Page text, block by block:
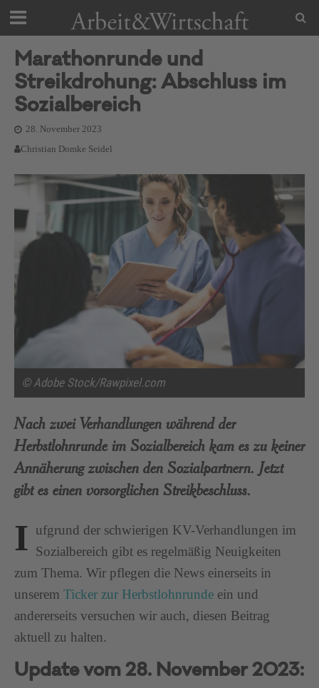
Marathonrunde und
Streikdrohung: Abschluss im
Sozialbereich
28. November 2023
Christian Domke Seidel
© Adobe Stock/Rawpixel.com
Nach zwei Verhandlungen während der
Herbstlohnrunde im Sozialbereich kam es zu keiner
Annäherung zwischen den Sozialpartnern. Jetzt
gibt es einen vorsorglichen Streikbeschluss.
I ufgrund der schwierigen KV-Verhandlungen im
Sozialbereich gibt es regelmäßig Neuigkeiten
zum Thema. Wir pflegen die News einerseits in
unserem Ticker zur Herbstlohnrunde ein und
andererseits versuchen wir auch, diesen Beitrag
aktuell zu halten.
Update vom 28. November 2023: